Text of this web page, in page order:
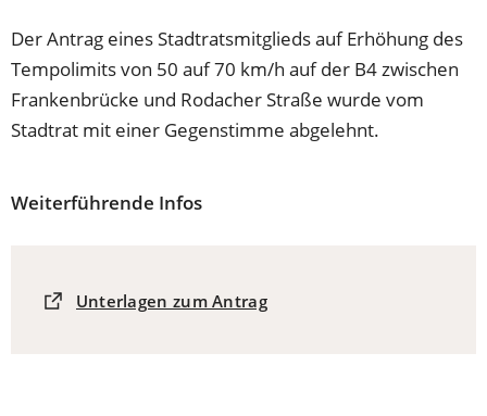
Der Antrag eines Stadtratsmitglieds auf Erhöhung des
Tempolimits von 50 auf 70 km/h auf der B4 zwischen
Frankenbrücke und Rodacher Straße wurde vom
Stadtrat mit einer Gegenstimme abgelehnt.
Weiterführende Infos
Unterlagen zum Antrag
(Öffnet